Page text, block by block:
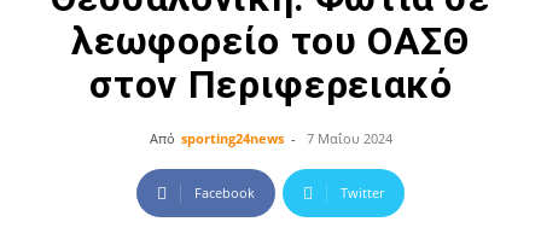
λεωφορείο του ΟΑΣΘ
στον Περιφερειακό
Από sporting24news - 7 Μαΐου 2024
Facebook Twitter